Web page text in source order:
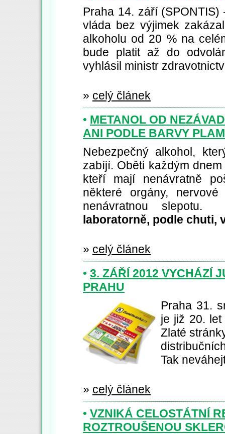
Praha 14. září
vláda bez výjimek
alkoholu od 20 % na
bude platit až do
vyhlásil ministr
» celý článek
• METANOL OD
ANI PODLE BARVY
Nebezpečný alkohol,
zabíjí. Oběti každým
kteří mají nenávratně
některé orgány,
nenávratnou
laboratorně, podle chuti,
» celý článek
• 3. ZÁŘÍ 2012 VYCHÁZÍ
PRAHU
Praha 31.
je již 20. let
Zlaté
Tak
» celý článek
• VZNIKÁ CELOSTÁTNÍ
ROZTROUŠENOU